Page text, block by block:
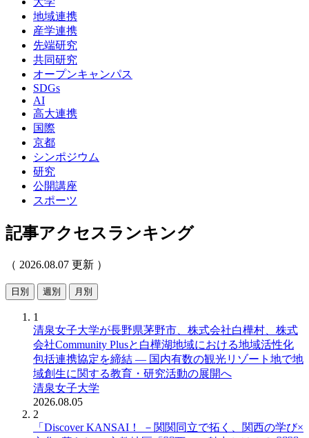
地域連携
産学連携
先端研究
共同研究
オープンキャンパス
SDGs
AI
高大連携
国際
京都
シンポジウム
研究
公開講座
スポーツ
記事アクセスランキング
（ 2026.08.07 更新 ）
日別 週別 月別
1
清泉女子大学が長野県茅野市、株式会社白樺村、株式
会社Community Plusと白樺湖地域における地域活性化
包括連携協定を締結 ― 国内有数の観光リゾート地で地
域創生に関する教育・研究活動の展開へ
清泉女子大学
2026.08.05
2
「Discover KANSAI！ －関関同立で拓く、関西の学び×